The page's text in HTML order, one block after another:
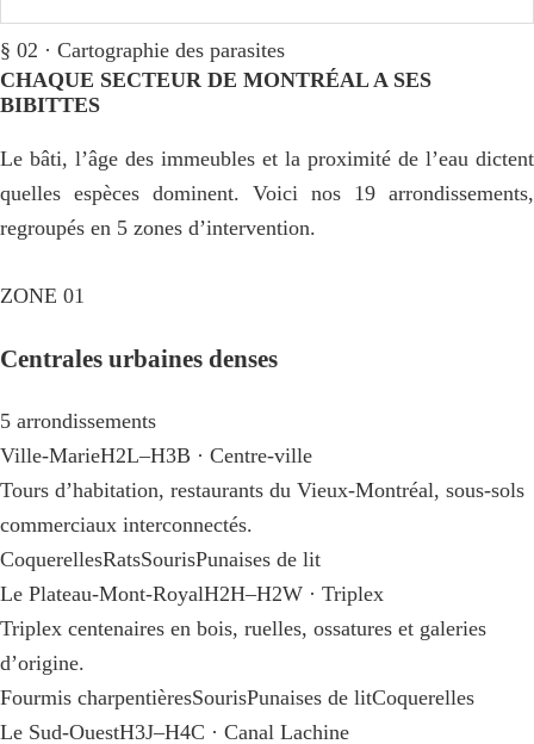
§ 02 · Cartographie des parasites
CHAQUE SECTEUR DE MONTRÉAL A SES
BIBITTES
Le bâti, l’âge des immeubles et la proximité de l’eau dictent
quelles espèces dominent. Voici nos 19 arrondissements,
regroupés en 5 zones d’intervention.
ZONE 01
Centrales urbaines denses
5 arrondissements
Ville-MarieH2L–H3B · Centre-ville
Tours d’habitation, restaurants du Vieux-Montréal, sous-sols
commerciaux interconnectés.
CoquerellesRatsSourisPunaises de lit
Le Plateau-Mont-RoyalH2H–H2W · Triplex
Triplex centenaires en bois, ruelles, ossatures et galeries
d’origine.
Fourmis charpentièresSourisPunaises de litCoquerelles
Le Sud-OuestH3J–H4C · Canal Lachine